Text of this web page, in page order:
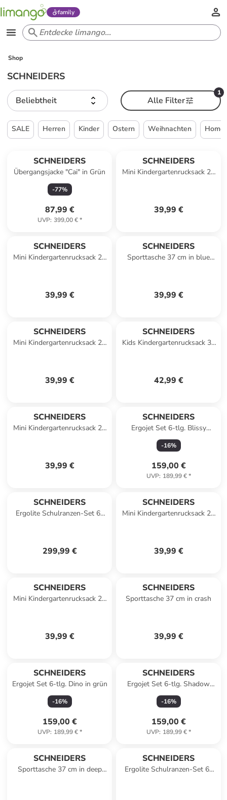
family
Shop
SCHNEIDERS
Beliebtheit
1
Alle Filter
SALE Herren Kinder Ostern Weihnachten Home
SCHNEIDERS
Übergangsjacke "Cai" in Grün
-77%
87,99 €
UVP: 399,00 €*
SCHNEIDERS
Mini Kindergartenrucksack 27
39,99 €
SCHNEIDERS
Mini Kindergartenrucksack 27
39,99 €
SCHNEIDERS
Sporttasche 37 cm in blue
39,99 €
SCHNEIDERS
Mini Kindergartenrucksack 27
39,99 €
SCHNEIDERS
Kids Kindergartenrucksack 35
42,99 €
SCHNEIDERS
Mini Kindergartenrucksack 27
39,99 €
SCHNEIDERS
Ergojet Set 6-tlg. Blissy
Butterfly in lila
-16%
159,00 €
UVP: 189,99 €*
SCHNEIDERS
Ergolite Schulranzen-Set 6-
299,99 €
SCHNEIDERS
Mini Kindergartenrucksack 27
39,99 €
SCHNEIDERS
Mini Kindergartenrucksack 27
39,99 €
SCHNEIDERS
Sporttasche 37 cm in crash
39,99 €
SCHNEIDERS
Ergojet Set 6-tlg. Dino in grün
-16%
159,00 €
UVP: 189,99 €*
SCHNEIDERS
Ergojet Set 6-tlg. Shadow
Spy in grau
-16%
159,00 €
UVP: 189,99 €*
SCHNEIDERS
Sporttasche 37 cm in deep
SCHNEIDERS
Ergolite Schulranzen-Set 6-